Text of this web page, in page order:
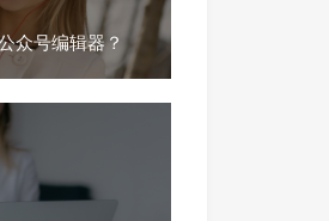
众号编辑器？